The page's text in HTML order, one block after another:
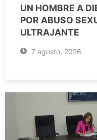
UN HOMBRE A
POR ABUSO
ULTRAJANTE
7 agosto, 2026